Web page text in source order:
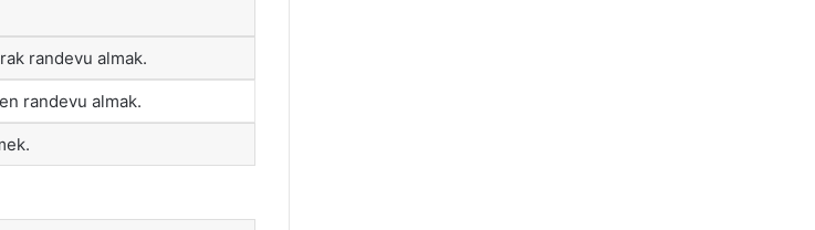
randevu almak.
randevu almak.